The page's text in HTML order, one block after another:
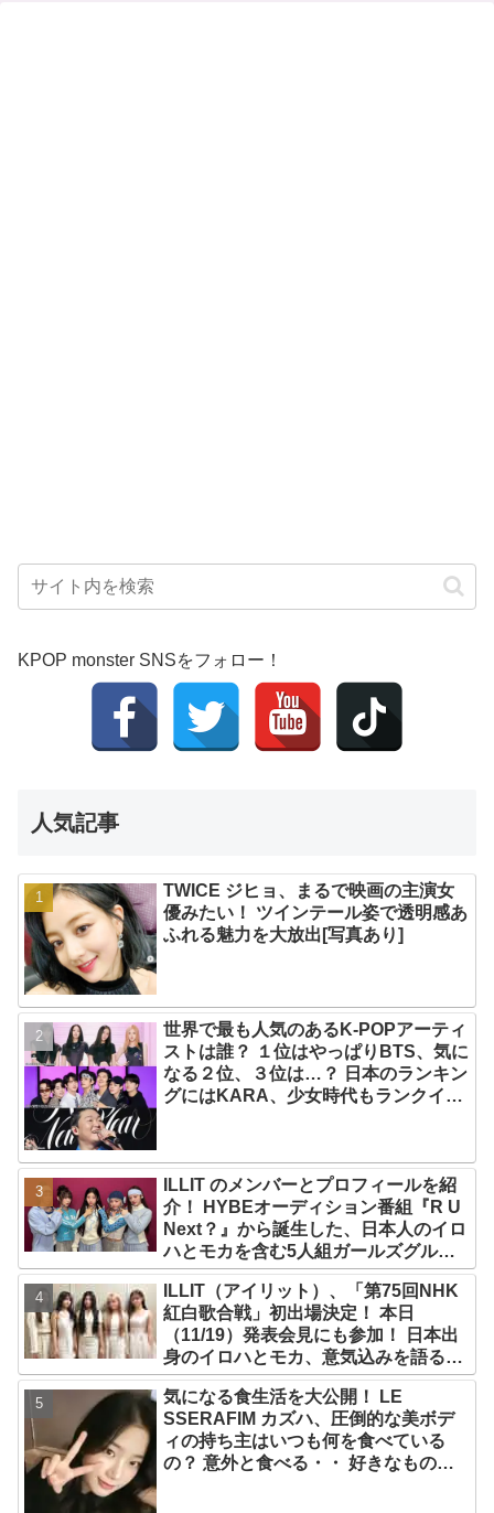
KPOP monster SNSをフォロー！
人気記事
TWICE ジヒョ、まるで映画の主演女
優みたい！ ツインテール姿で透明感あ
ふれる魅力を大放出[写真あり]
世界で最も人気のあるK-POPアーティ
ストは誰？ １位はやっぱりBTS、気に
なる２位、３位は…？ 日本のランキン
グにはKARA、少女時代もランクイ
ILLIT のメンバーとプロフィールを紹
介！ HYBEオーディション番組『R U
Next？』から誕生した、日本人のイロ
ハとモカを含む5人組ガールズグルー
プ！ デビュー曲「Magnetic」がいき
なりの大ヒット
ILLIT（アイリット）、「第75回NHK
紅白歌合戦」初出場決定！ 本日
（11/19）発表会見にも参加！ 日本出
身のイロハとモカ、意気込みを語る
「ずっと夢見てたステージ…嬉しくて
光栄」
気になる食生活を大公開！ LE
SSERAFIM カズハ、圧倒的な美ボデ
ィの持ち主はいつも何を食べている
の？ 意外と食べる・・ 好きなものを